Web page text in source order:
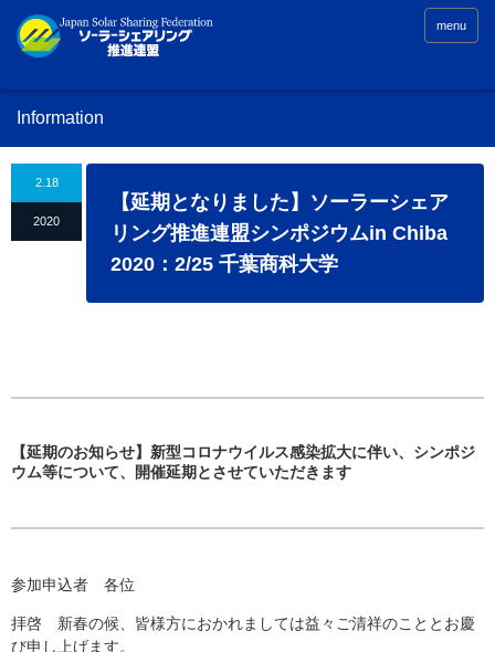
menu
Information
2.18
2020
【延期となりました】ソーラーシェア
リング推進連盟シンポジウムin Chiba
2020：2/25 千葉商科大学
【延期のお知らせ】新型コロナウイルス感染拡大に伴い、シンポジ
ウム等について、開催延期とさせていただきます
参加申込者 各位
拝啓 新春の候、皆様方におかれましては益々ご清祥のこととお慶
び申し上げます。